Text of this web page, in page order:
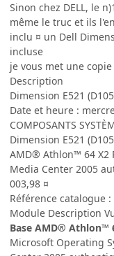
Sinon chez DELL, le
même le truc et ils
inclu ¤ un Dell
incluse
je vous met une
Description
Dimension E521
Date et heure :
COMPOSANTS
Dimension E521
AMD® Athlon™ 64 X2
Media Center 2005
003,98 ¤
Référence catalogue :
Module Description
Base AMD® Athlon™
Microsoft Operating